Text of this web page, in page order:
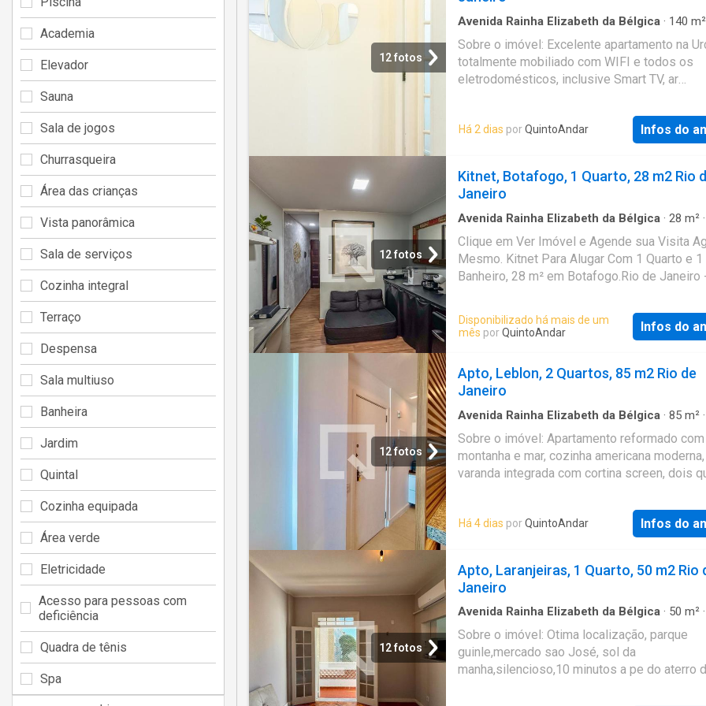
12 fotos
Avenida Rainha Elizabeth da Bélgica · 140 m²
Sobre o imóvel: Excelente apartamento na
totalmente mobiliado com WIFI e todos os
eletrodomésticos, inclusive Smart TV, ar
Condomínio: R$ 1450 - IPTU: R$ 442 Que tal
uma visita? Entre em contato pelo
receberá uma mensagem por e-mail e
burocracia O QuintoAndar revolucionou o jeito
alugar e comprar imóveis: rápido, fácil, online,
fiador e o melhor, sem burocracia. Conheça
outros imóveis no site do QuintoAndar.
J7575
Há 2 dias porQuintoAndar Infos do
12 fotos
Kitnet, Botafogo, 1 Quarto, 28 m2 Rio
Janeiro
Avenida Rainha Elizabeth da Bélgica · 28 m² ·
Clique em Ver Imóvel e Agende sua Visita
Mesmo. Kitnet Para Alugar Com 1 Quarto e 1
Banheiro, 28 m² em Botafogo.Rio de Janeiro
Disponibilizado há mais de um
mês porQuintoAndar Infos do
12 fotos
Apto, Leblon, 2 Quartos, 85 m2 Rio de
Janeiro
Avenida Rainha Elizabeth da Bélgica · 85 m² ·
Garagem ·Cozinha integral
Sobre o imóvel: Apartamento reformado
montanha e mar, cozinha americana moderna,
varanda integrada com cortina screen, dois
natural em abundância. Prédio bonito e bem
administrado, garagem. Silencioso, fresco e
acolhedor. Além dos armários e
- conversar quando da proposta sobre o que
sobre o que pode ser ajustado. Valores: -
R$ 9360 - Condomínio: R$ 1780 - IPTU: R$
tal agendar uma visita? Entre em contato pelo
formulário. Você receberá uma mensagem
mail e WhatsApp com os próximos passos.
imóvel sem burocracia O QuintoAndar
Há 4 dias porQuintoAndar Infos do
12 fotos
Apto, Laranjeiras, 1 Quarto, 50 m2 Rio
Janeiro
Avenida Rainha Elizabeth da Bélgica · 50 m² ·
Sobre o imóvel: Otima localização, parque
guinle,mercado sao José, sol da
manha,silencioso,10 minutos a pe do aterro
Academia
Elevador
Sauna
Sala de jogos
Churrasqueira
Área das crianças
Vista panorâmica
Sala de serviços
Cozinha integral
Terraço
Despensa
Sala multiuso
Banheira
Jardim
Quintal
Cozinha equipada
Área verde
Eletricidade
Acesso para pessoas com
deficiência
Quadra de tênis
Spa